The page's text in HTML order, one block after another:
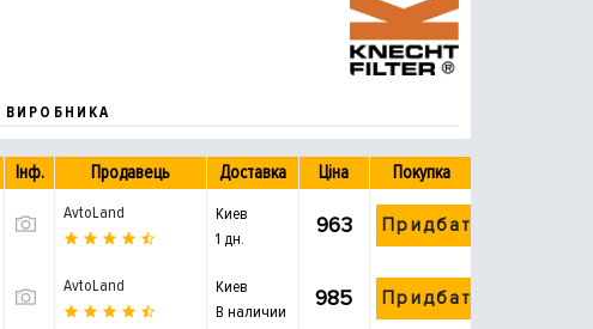
ВИРОБНИКА
Інф. Продавець Доставка Ціна Покупка
AvtoLand
Киев
1 дн.
963 Придбати
AvtoLand
Киев
В наличии
985 Придбати